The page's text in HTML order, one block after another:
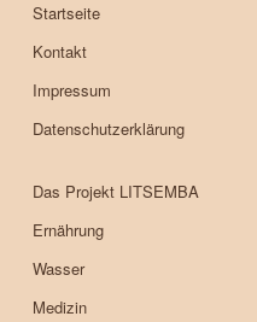
Startseite
Kontakt
Impressum
Datenschutzerklärung
Das Projekt LITSEMBA
Ernährung
Wasser
Medizin